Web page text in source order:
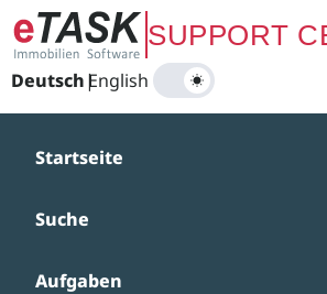
Zum Hauptinhalt springen
SUPPORT
Deutsch|
English
Startseite
Suche
Aufgaben